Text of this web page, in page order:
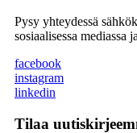
Pysy yhteydessä
sosiaalisessa mediassa
facebook
instagram
linkedin
Tilaa